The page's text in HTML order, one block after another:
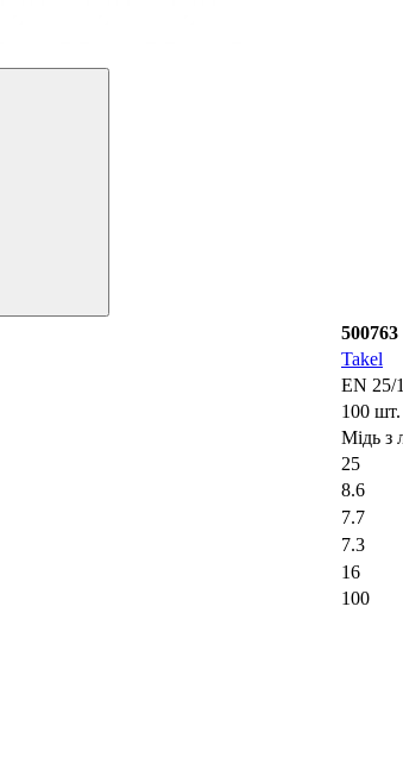
500763
Takel
EN 25/
100 шт.
Мідь з
25
8.6
7.7
7.3
16
100